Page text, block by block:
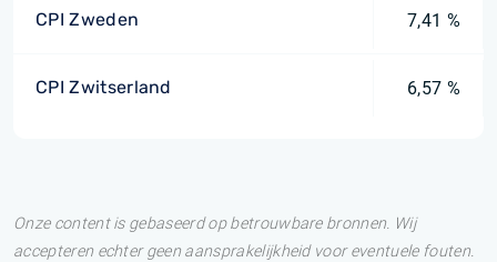
CPI Zweden 7,41 %
CPI Zwitserland 6,57 %
Onze content is gebaseerd op betrouwbare bronnen. Wij
accepteren echter geen aansprakelijkheid voor eventuele fouten.